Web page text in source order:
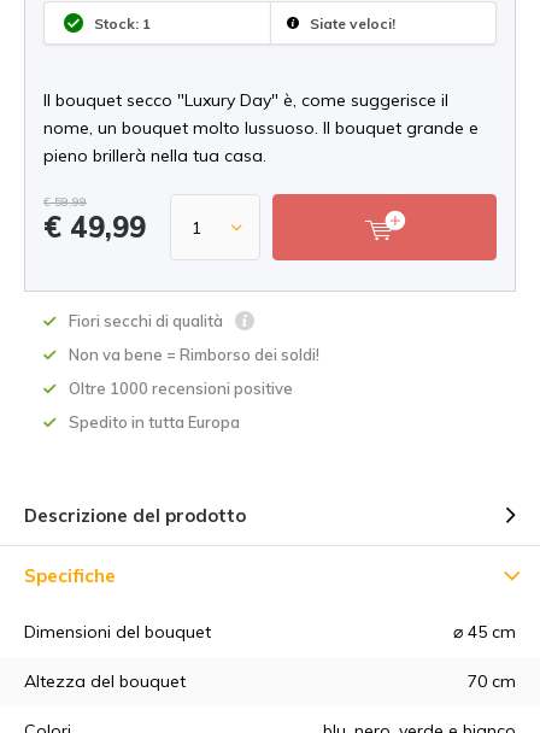
Stock: 1 Siate veloci!
Il bouquet secco "Luxury Day" è, come suggerisce il
nome, un bouquet molto lussuoso. Il bouquet grande e
pieno brillerà nella tua casa.
€ 59,99
€ 49,99
Fiori secchi di qualità
Non va bene = Rimborso dei soldi!
Oltre 1000 recensioni positive
Spedito in tutta Europa
Descrizione del prodotto
Specifiche
Dimensioni del bouquet ⌀ 45 cm
Altezza del bouquet 70 cm
5% di sconto